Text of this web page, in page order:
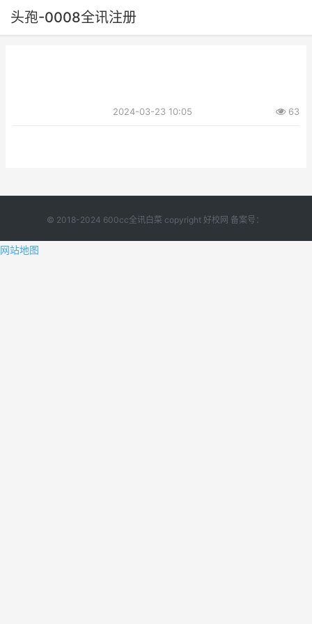
头孢-0008全讯注册
2024-03-23 10:05 63
© 2018-2024 600cc全讯白菜 copyright 好校网 备案号：
网站地图